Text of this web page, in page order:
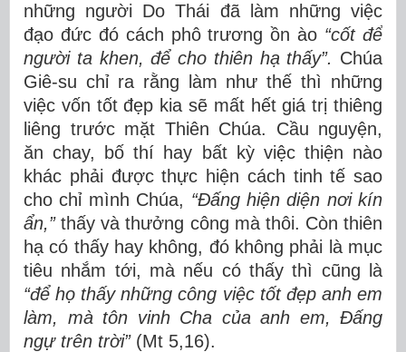
những người Do Thái đã làm những việc
đạo đức đó cách phô trương ồn ào “cốt để
người ta khen, để cho thiên hạ thấy”. Chúa
Giê-su chỉ ra rằng làm như thế thì những
việc vốn tốt đẹp kia sẽ mất hết giá trị thiêng
liêng trước mặt Thiên Chúa. Cầu nguyện,
ăn chay, bố thí hay bất kỳ việc thiện nào
khác phải được thực hiện cách tinh tế sao
cho chỉ mình Chúa, “Đấng hiện diện nơi kín
ẩn,”thấy và thưởng công mà thôi. Còn thiên
hạ có thấy hay không, đó không phải là mục
tiêu nhắm tới, mà nếu có thấy thì cũng là
“để họ thấy những công việc tốt đẹp anh em
làm, mà tôn vinh Cha của anh em, Đấng
ngự trên trời” (Mt 5,16).